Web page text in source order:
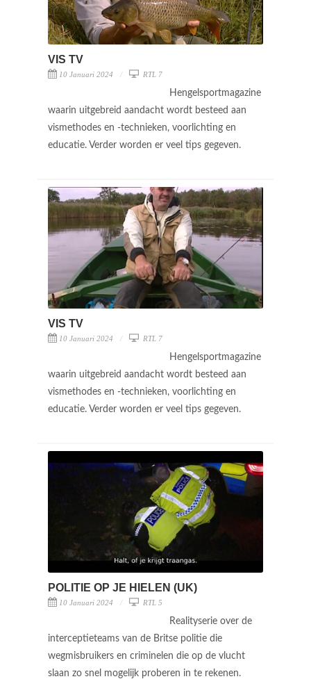
VIS TV
10 Januari 2024 RTL 7
Hengelsportmagazine
waarin uitgebreid aandacht wordt besteed aan
vismethodes en -technieken, voorlichting en
educatie. Verder worden er veel tips gegeven.
VIS TV
10 Januari 2024 RTL 7
Hengelsportmagazine
waarin uitgebreid aandacht wordt besteed aan
vismethodes en -technieken, voorlichting en
educatie. Verder worden er veel tips gegeven.
POLITIE OP JE HIELEN (UK)
10 Januari 2024 RTL 5
Realityserie over de
interceptieteams van de Britse politie die
wegmisbruikers en criminelen die op de vlucht
slaan zo snel mogelijk proberen in te rekenen.